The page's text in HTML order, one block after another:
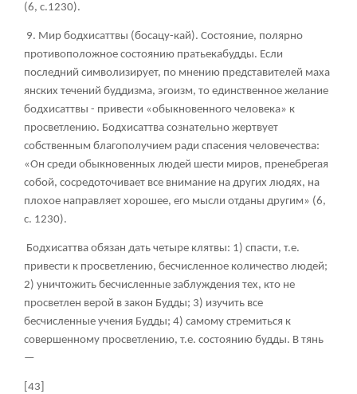
(6, с.1230).
9. Мир бодхисаттвы (босацу-кай). Состояние, полярно
противоположное состоянию пратьекабудды. Если
последний символизирует, по мнению представителей маха
янских течений буддизма, эгоизм, то единственное желание
бодхисаттвы - привести «обыкновенного человека» к
просветлению. Бодхисаттва сознательно жертвует
собственным благополучием ради спасения человечества:
«Он среди обыкновенных людей шести миров, пренебрегая
собой, сосредоточивает все внимание на других людях, на
плохое направляет хорошее, его мысли отданы другим» (6,
с. 1230).
Бодхисаттва обязан дать четыре клятвы: 1) спасти, т.е.
привести к просветлению, бесчисленное количество людей;
2) уничтожить бесчисленные заблуждения тех, кто не
просветлен верой в закон Будды; 3) изучить все
бесчисленные учения Будды; 4) самому стремиться к
совершенному просветлению, т.е. состоянию будды. В тянь
—
[43]